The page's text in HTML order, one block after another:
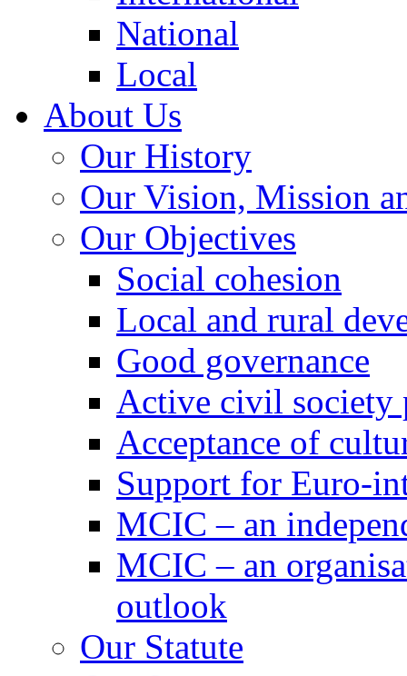
National
Local
About Us
Our History
Our Vision, Mission
Our Objectives
Social cohesion
Local and rural
Good governance
Active civil society
Acceptance of
Support for Euro-
MCIC – an
MCIC – an
outlook
Our Statute